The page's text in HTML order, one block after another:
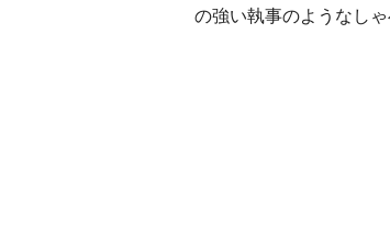
の強い執事のようなし